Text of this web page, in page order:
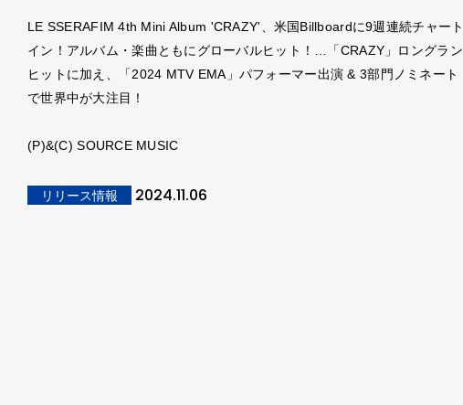
LE SSERAFIM 4th Mini Album 'CRAZY'、米国Billboardに9週連続チャート
イン！アルバム・楽曲ともにグローバルヒット！…「CRAZY」ロングラン
ヒットに加え、「2024 MTV EMA」パフォーマー出演 & 3部門ノミネート
で世界中が大注目！
(P)&(C) SOURCE MUSIC
リリース情報 2024.11.06